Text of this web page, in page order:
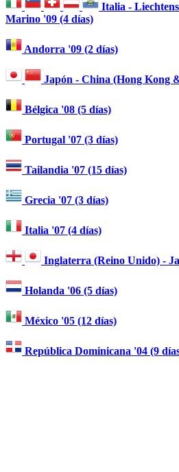
Italia -
Marino '09 (4 días)
Andorra '09 (2 días)
Japón - China (Hong Kong
Bélgica '08 (5 días)
Portugal '07 (3 días)
Tailandia '07 (15 días)
Grecia '07 (3 días)
Italia '07 (4 días)
Inglaterra (Reino Unido) -
Holanda '06 (5 días)
México '05 (12 días)
República Dominicana '04 (9